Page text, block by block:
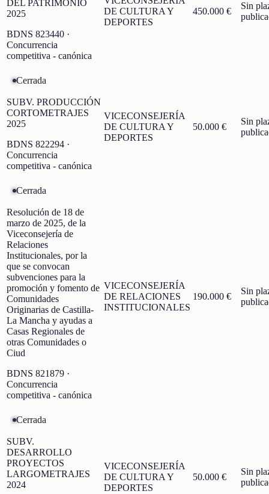
DEL PATRIMONIO
2025
BDNS 823440 ·
Concurrencia
competitiva - canónica
DE CULTURA Y
DEPORTES
450.000 €
Sin
Cerrada
SUBV. PRODUCCIÓN
CORTOMETRAJES
2025
BDNS 822294 ·
Concurrencia
competitiva - canónica
VICECONSEJERÍA
DE CULTURA Y
DEPORTES
50.000 €
Sin
Cerrada
Resolución de 18 de
marzo de 2025, de la
Viceconsejería de
Relaciones
Institucionales, por la
que se convocan
subvenciones para la
promoción y fomento de
Comunidades
Originarias de Castilla-
La Mancha y ayudas a
Casas Regionales de
otras Comunidades o
Ciud
BDNS 821879 ·
Concurrencia
competitiva - canónica
VICECONSEJERÍA
DE RELACIONES
INSTITUCIONALES
190.000 €
Sin
Cerrada
SUBV.
DESARROLLO
PROYECTOS
LARGOMETRAJES
2024
VICECONSEJERÍA
DE CULTURA Y
DEPORTES
50.000 €
Sin